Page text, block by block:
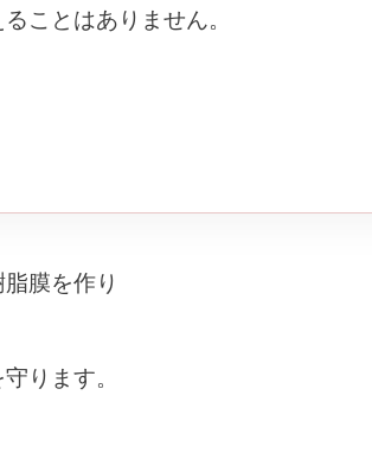
ことはありません。
膜を作り
ります。